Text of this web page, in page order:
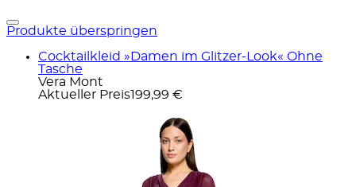
Produkte überspringen
Cocktailkleid »Damen im Glitzer-Look« Ohne
Tasche
Vera Mont
Aktueller Preis199,99 €